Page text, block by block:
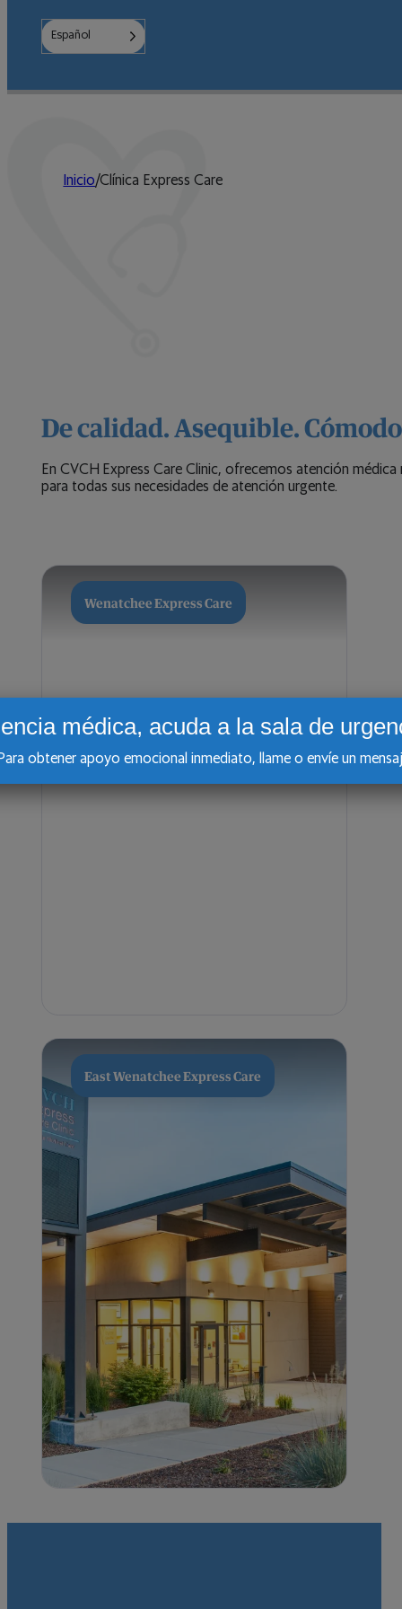
Español
Inicio/Clínica Express Care
De calidad. Asequible.
En CVCH Express Care Clinic, ofrecemos atención
para todas sus necesidades de atención urgente.
Wenatchee Express Care
East Wenatchee Express Care
médica, acuda a la sala de
obtener apoyo emocional inmediato, llame o envíe un